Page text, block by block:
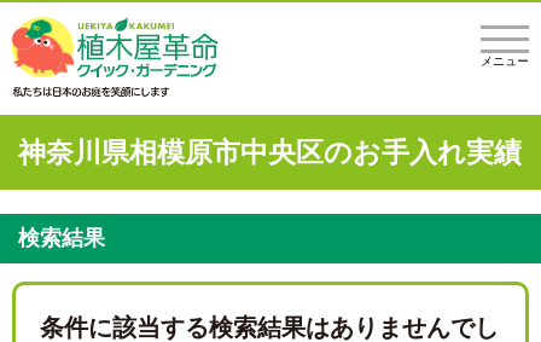
メニュー
神奈川県相模原市中央区のお手入れ実績
検索結果
条件に該当する検索結果はありませんでし